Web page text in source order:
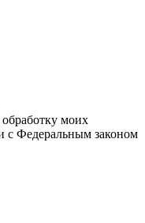
моих
с Федеральным законом